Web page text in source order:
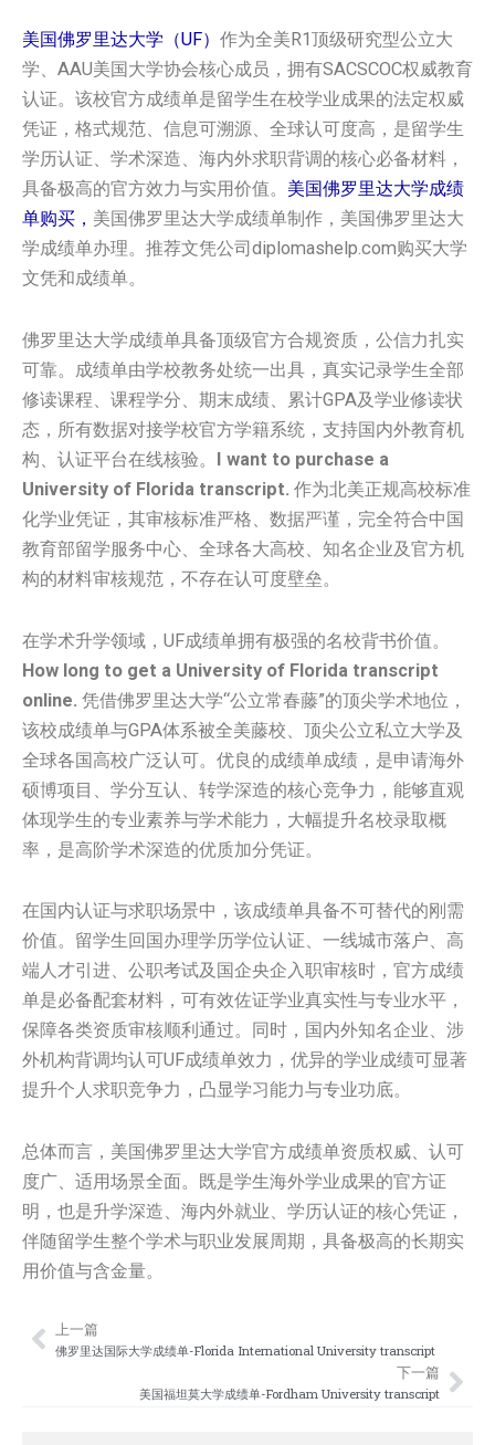
美国佛罗里达大学（UF） 作为全美R1顶级研究型公立大
学、AAU美国大学协会核心成员，拥有SACSCOC权威教育
认证。该校官方成绩单是留学生在校学业成果的法定权威
凭证，格式规范、信息可溯源、全球认可度高，是留学生
学历认证、学术深造、海内外求职背调的核心必备材料，
具备极高的官方效力与实用价值。 美国佛罗里达大学成绩
单购买， 美国佛罗里达大学成绩单制作，美国佛罗里达大
学成绩单办理。推荐文凭公司diplomashelp.com购买大学
文凭和成绩单。
佛罗里达大学成绩单具备顶级官方合规资质，公信力扎实
可靠。成绩单由学校教务处统一出具，真实记录学生全部
修读课程、课程学分、期末成绩、累计GPA及学业修读状
态，所有数据对接学校官方学籍系统，支持国内外教育机
构、认证平台在线核验。 I want to purchase a
University of Florida transcript. 作为北美正规高校标准
化学业凭证，其审核标准严格、数据严谨，完全符合中国
教育部留学服务中心、全球各大高校、知名企业及官方机
构的材料审核规范，不存在认可度壁垒。
在学术升学领域，UF成绩单拥有极强的名校背书价值。
How long to get a University of Florida transcript
online. 凭借佛罗里达大学“公立常春藤”的顶尖学术地位，
该校成绩单与GPA体系被全美藤校、顶尖公立私立大学及
全球各国高校广泛认可。优良的成绩单成绩，是申请海外
硕博项目、学分互认、转学深造的核心竞争力，能够直观
体现学生的专业素养与学术能力，大幅提升名校录取概
率，是高阶学术深造的优质加分凭证。
在国内认证与求职场景中，该成绩单具备不可替代的刚需
价值。留学生回国办理学历学位认证、一线城市落户、高
端人才引进、公职考试及国企央企入职审核时，官方成绩
单是必备配套材料，可有效佐证学业真实性与专业水平，
保障各类资质审核顺利通过。同时，国内外知名企业、涉
外机构背调均认可UF成绩单效力，优异的学业成绩可显著
提升个人求职竞争力，凸显学习能力与专业功底。
总体而言，美国佛罗里达大学官方成绩单资质权威、认可
度广、适用场景全面。既是学生海外学业成果的官方证
明，也是升学深造、海内外就业、学历认证的核心凭证，
伴随留学生整个学术与职业发展周期，具备极高的长期实
用价值与含金量。
Prev
上一篇
佛罗里达国际大学成绩单-Florida International University transcript
下一篇
美国福坦莫大学成绩单-Fordham University transcript